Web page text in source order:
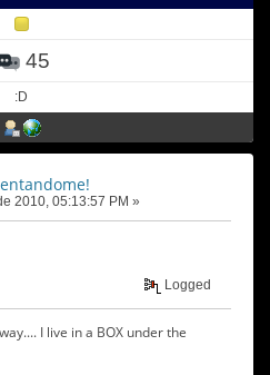
45
:D
2010, 05:13:57 PM »
Logged
I live in a BOX under the